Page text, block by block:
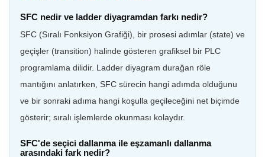
SFC nedir ve ladder diyagramdan farkı nedir?
SFC (Sıralı Fonksiyon Grafiği), bir prosesi adımlar (state) ve
geçişler (transition) halinde gösteren grafiksel bir PLC
programlama dilidir. Ladder diyagram durağan röle
mantığını anlatırken, SFC sürecin hangi adımda olduğunu
ve bir sonraki adıma hangi koşulla geçileceğini net biçimde
gösterir; sıralı işlemlerde okunması kolaydır.
SFC'de seçici dallanma ile eşzamanlı dallanma
arasındaki fark nedir?